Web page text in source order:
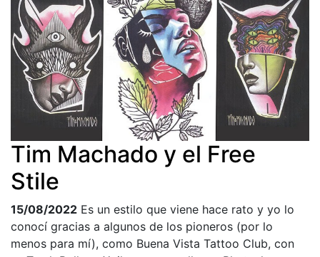
Tim Machado y el Free
Stile
15/08/2022 Es un estilo que viene hace rato y yo lo
conocí gracias a algunos de los pioneros (por lo
menos para mí), como Buena Vista Tattoo Club, con